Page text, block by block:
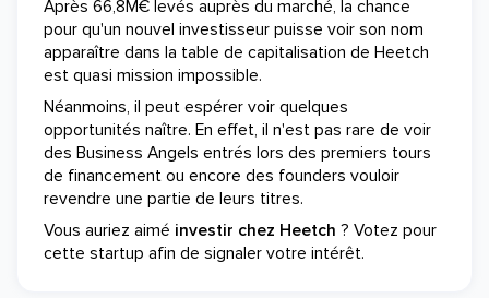
Après 66,8M€ levés auprès du marché, la chance
pour qu'un nouvel investisseur puisse voir son nom
apparaître dans la table de capitalisation de Heetch
est quasi mission impossible.
Néanmoins, il peut espérer voir quelques
opportunités naître. En effet, il n'est pas rare de voir
des Business Angels entrés lors des premiers tours
de financement ou encore des founders vouloir
revendre une partie de leurs titres.
Vous auriez aimé investir chez Heetch ? Votez pour
cette startup afin de signaler votre intérêt.